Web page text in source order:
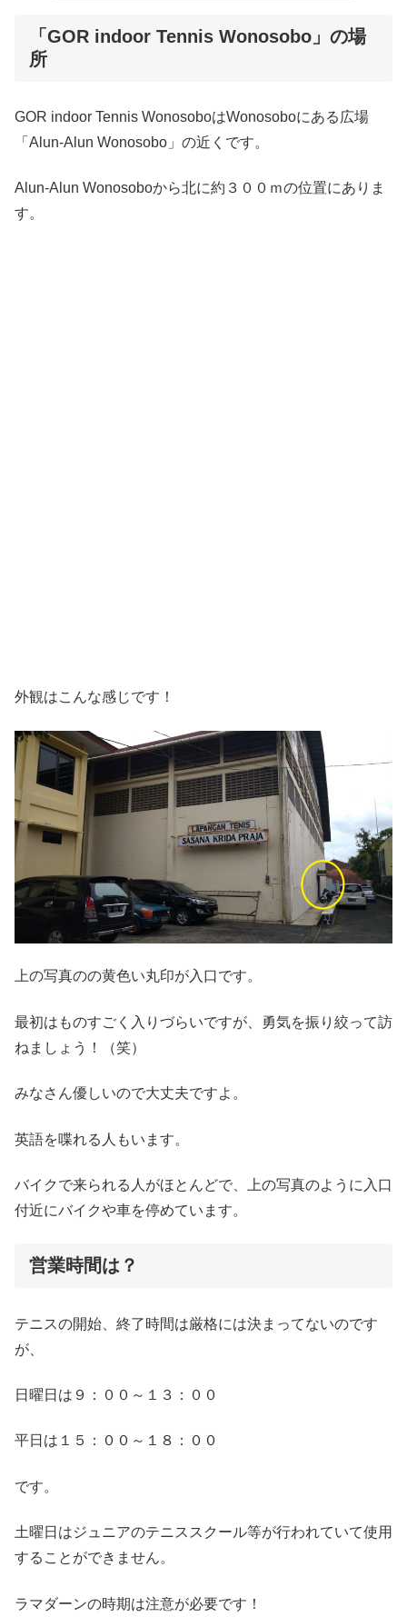
「GOR indoor Tennis Wonosobo」の場
所
GOR indoor Tennis WonosoboはWonosoboにある広場
「Alun-Alun Wonosobo」の近くです。
Alun-Alun Wonosoboから北に約３００ｍの位置にありま
す。
外観はこんな感じです！
上の写真のの黄色い丸印が入口です。
最初はものすごく入りづらいですが、勇気を振り絞って訪
ねましょう！（笑）
みなさん優しいので大丈夫ですよ。
英語を喋れる人もいます。
バイクで来られる人がほとんどで、上の写真のように入口
付近にバイクや車を停めています。
営業時間は？
テニスの開始、終了時間は厳格には決まってないのです
が、
日曜日は９：００～１３：００
平日は１５：００～１８：００
です。
土曜日はジュニアのテニススクール等が行われていて使用
することができません。
ラマダーンの時期は注意が必要です！